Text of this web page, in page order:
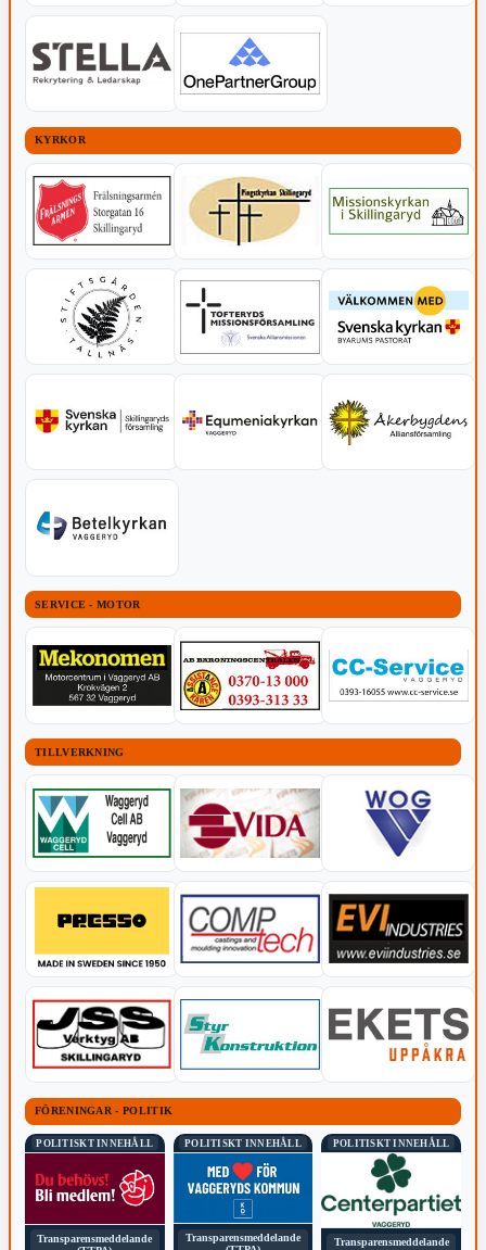
KYRKOR
SERVICE - MOTOR
TILLVERKNING
FÖRENINGAR - POLITIK
POLITISKT INNEHÅLL
Transparensmeddelande
POLITISKT INNEHÅLL
Transparensmeddelande
POLITISKT INNEHÅLL
Transparensmeddelande